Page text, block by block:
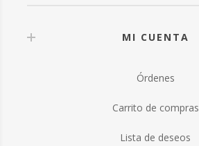
MI CUENTA
Órdenes
Carrito de compras
Lista de deseos